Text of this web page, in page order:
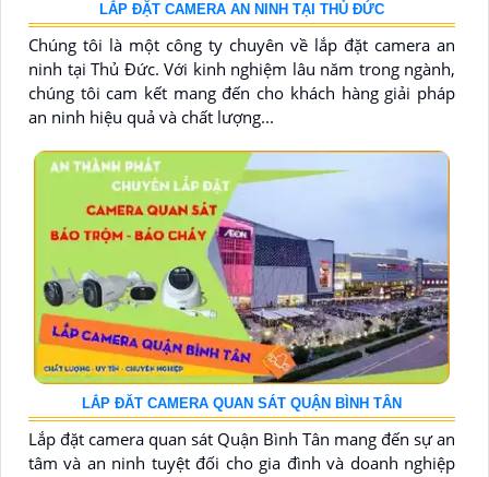
LẮP ĐẶT CAMERA AN NINH TẠI THỦ ĐỨC
Chúng tôi là một công ty chuyên về lắp đặt camera an
ninh tại Thủ Đức. Với kinh nghiệm lâu năm trong ngành,
chúng tôi cam kết mang đến cho khách hàng giải pháp
an ninh hiệu quả và chất lượng...
LẮP ĐĂT CAMERA QUAN SÁT QUẬN BÌNH TÂN
Lắp đặt camera quan sát Quận Bình Tân mang đến sự an
tâm và an ninh tuyệt đối cho gia đình và doanh nghiệp